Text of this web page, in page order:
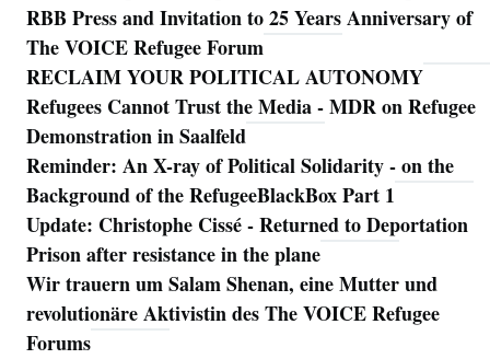
RBB Press and Invitation to 25 Years Anniversary of
The VOICE Refugee Forum
RECLAIM YOUR POLITICAL AUTONOMY
Refugees Cannot Trust the Media - MDR on Refugee
Demonstration in Saalfeld
Reminder: An X-ray of Political Solidarity - on the
Background of the RefugeeBlackBox Part 1
Update: Christophe Cissé - Returned to Deportation
Prison after resistance in the plane
Wir trauern um Salam Shenan, eine Mutter und
revolutionäre Aktivistin des The VOICE Refugee
Forums